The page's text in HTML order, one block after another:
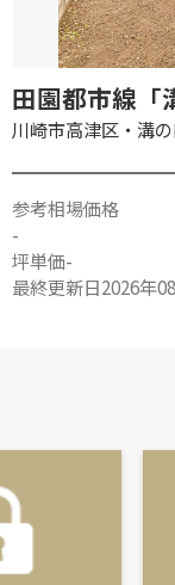
田園都市線「
川崎市高津区・溝
参考相場価格
-
坪単価-
最終更新日2026年